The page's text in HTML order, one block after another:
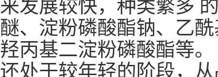
来发展较快，种类繁多
醚、淀粉磷酸酯钠、乙
羟丙基二淀粉磷酸酯等
还处于较年轻的阶段，